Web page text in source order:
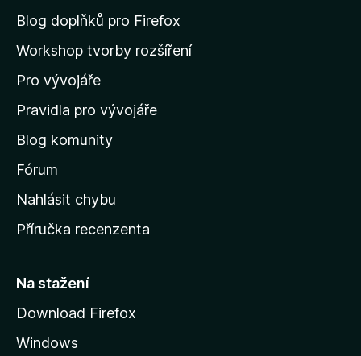
n
d
o
m
v
s
k
u
t
á
n
Blog doplňků pro Firefox
Workshop tvorby rozšíření
Pro vývojáře
Pravidla pro vývojáře
Blog komunity
Fórum
Nahlásit chybu
Příručka recenzenta
Na stažení
Download Firefox
Windows